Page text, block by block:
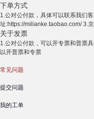
下单方式
1.公对公付款，具体可以联系我们
址:https://milianke.taobao.com/3.
关于发票
1.公对公付款，可以开专票和普票
以开普票和专票
常见问题
提交问题
我的工单